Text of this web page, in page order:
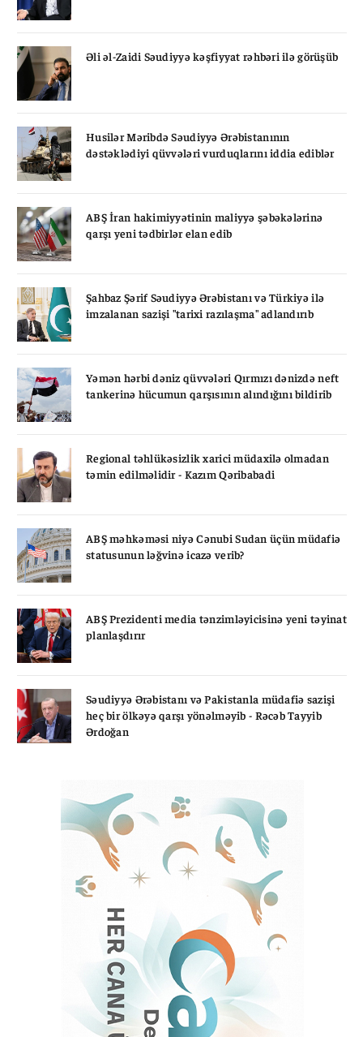
Əli əl-Zaidi Səudiyyə kəşfiyyat rəhbəri ilə görüşüb
Husilər Məribdə Səudiyyə Ərəbistanının
dəstəklədiyi qüvvələri vurduqlarını iddia ediblər
ABŞ İran hakimiyyətinin maliyyə şəbəkələrinə
qarşı yeni tədbirlər elan edib
Şahbaz Şərif Səudiyyə Ərəbistanı və Türkiyə ilə
imzalanan sazişi "tarixi razılaşma" adlandırıb
Yəmən hərbi dəniz qüvvələri Qırmızı dənizdə neft
tankerinə hücumun qarşısının alındığını bildirib
Regional təhlükəsizlik xarici müdaxilə olmadan
təmin edilməlidir - Kazım Qəribabadi
ABŞ məhkəməsi niyə Cənubi Sudan üçün müdafiə
statusunun ləğvinə icazə verib?
ABŞ Prezidenti media tənzimləyicisinə yeni təyinat
planlaşdırır
Səudiyyə Ərəbistanı və Pakistanla müdafiə sazişi
heç bir ölkəyə qarşı yönəlməyib - Rəcəb Tayyib
Ərdoğan